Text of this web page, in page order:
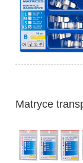
Matryce